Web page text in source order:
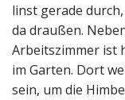
linst gerade
da draußen.
Arbeitszimmer ist
im Garten. Dort
sein, um die